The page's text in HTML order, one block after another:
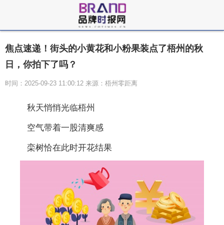
焦点速递！街头的小黄花和小粉果装点了梧州的秋
日，你拍下了吗？
时间：2025-09-23 11:00:12 来源：梧州零距离
秋天悄悄光临梧州
空气带着一股清爽感
栾树恰在此时开花结果